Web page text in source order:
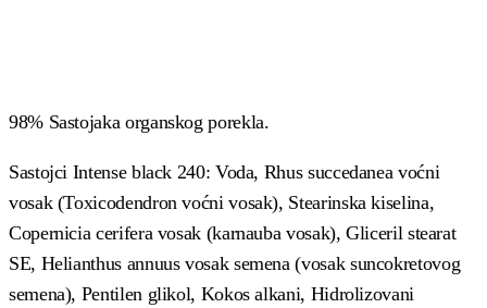
98% Sastojaka organskog porekla.
Sastojci Intense black 240: Voda, Rhus succedanea voćni
vosak (Toxicodendron voćni vosak), Stearinska kiselina,
Copernicia cerifera vosak (karnauba vosak), Gliceril stearat
SE, Helianthus annuus vosak semena (vosak suncokretovog
semena), Pentilen glikol, Kokos alkani, Hidrolizovani